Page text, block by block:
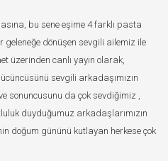
bu sene eşime 4 farklı pasta
geleneğe dönüşen sevgili ailemiz ile
üzerinden canlı yayın olarak,
sevgili arkadaşımızın
sonuncusunu da çok sevdiğimiz ,
duyduğumuz arkadaşlarımızın
doğum gününü kutlayan herkese çok